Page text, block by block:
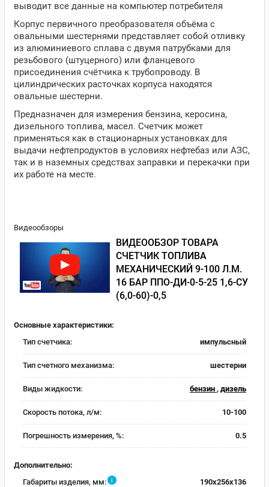
выводит все данные на компьютер потребителя
Корпус первичного преобразователя объёма с
овальными шестернями представляет собой отливку
из алюминиевого сплава с двумя патрубками для
резьбового (штуцерного) или фланцевого
присоединения счётчика к трубопроводу. В
цилиндрических расточках корпуса находятся
овальные шестерни.
Предназначен для измерения бензина, керосина,
дизельного топлива, масел. Счетчик может
применяться как в стационарных установках для
выдачи нефтепродуктов в условиях нефтебаз или АЗС,
так и в наземных средствах заправки и перекачки при
их работе на месте.
Видеообзоры
ВИДЕООБЗОР ТОВАРА
СЧЕТЧИК ТОПЛИВА
МЕХАНИЧЕСКИЙ 9-100 Л.М.
16 БАР ППО-ДИ-0-5-25 1,6-СУ
(6,0-60)-0,5
Основные характеристики:
Тип счетчика:
импульсный
Тип счетного механизма: шестерни
Виды жидкости: бензин , дизель
Скорость потока, л/м: 10-100
Погрешность измерения, %: 0.5
Дополнительно:
Габариты изделия, мм:
i 190x256x136